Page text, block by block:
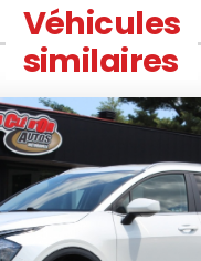
Véhicules
similaires